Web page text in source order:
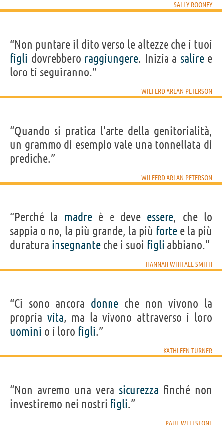
SALLY ROONEY
“Non puntare il dito verso le altezze che i tuoi
figli dovrebbero raggiungere. Inizia a saliree
loro ti seguiranno.”
WILFERD ARLAN PETERSON
“Quando si pratica l'arte della genitorialità,
un grammo di esempio vale una tonnellata di
prediche.”
WILFERD ARLAN PETERSON
“Perché la madreè e deve essere, che lo
sappia o no, la più grande, la più forte e la più
duratura insegnante che i suoi figli abbiano.”
HANNAH WHITALL SMITH
“Ci sono ancora donne che non vivono la
propria vita, ma la vivono attraverso i loro
uomini o i loro figli.”
KATHLEEN TURNER
“Non avremo una vera sicurezza finché non
investiremo nei nostri figli.”
PAUL WELLSTONE